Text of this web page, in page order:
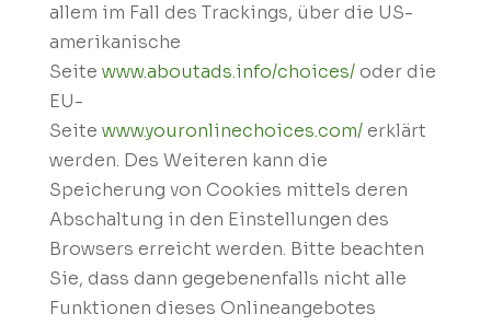
allem im Fall des Trackings, über die US-
amerikanische
Seite www.aboutads.info/choices/oder die
EU-
Seite www.youronlinechoices.com/erklärt
werden. Des Weiteren kann die
Speicherung von Cookies mittels deren
Abschaltung in den Einstellungen des
Browsers erreicht werden. Bitte beachten
Sie, dass dann gegebenenfalls nicht alle
Funktionen dieses Onlineangebotes